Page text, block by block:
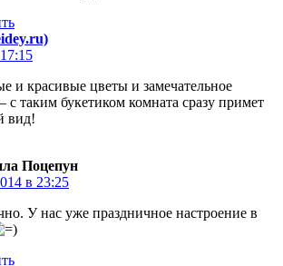
и красивые цветы и замечательное
таким букетиком комната сразу примет
вид!
Поцепун
в 23:25
У нас уже праздничное настроение в